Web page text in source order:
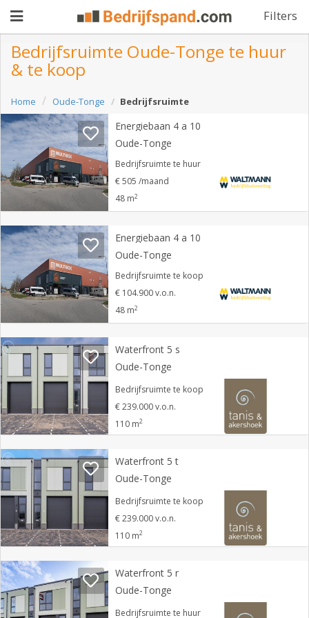
Filters
aanbieden
Pand
zoeken
Waarom
adverteren
Premium
adverteren
Registreren
Login
Bedrijfsruimte Oude-Tonge te huur
& te koop
Home Oude-Tonge Bedrijfsruimte
Energiebaan 4 a 10
Oude-Tonge
Bedrijfsruimte te huur
€ 505 /maand
48 m2
Energiebaan 4 a 10
Oude-Tonge
Bedrijfsruimte te koop
€ 104.900 v.o.n.
48 m2
Waterfront 5 s
Oude-Tonge
Bedrijfsruimte te koop
€ 239.000 v.o.n.
110 m2
Waterfront 5 t
Oude-Tonge
Bedrijfsruimte te koop
€ 239.000 v.o.n.
110 m2
Waterfront 5 r
Oude-Tonge
Bedrijfsruimte te huur